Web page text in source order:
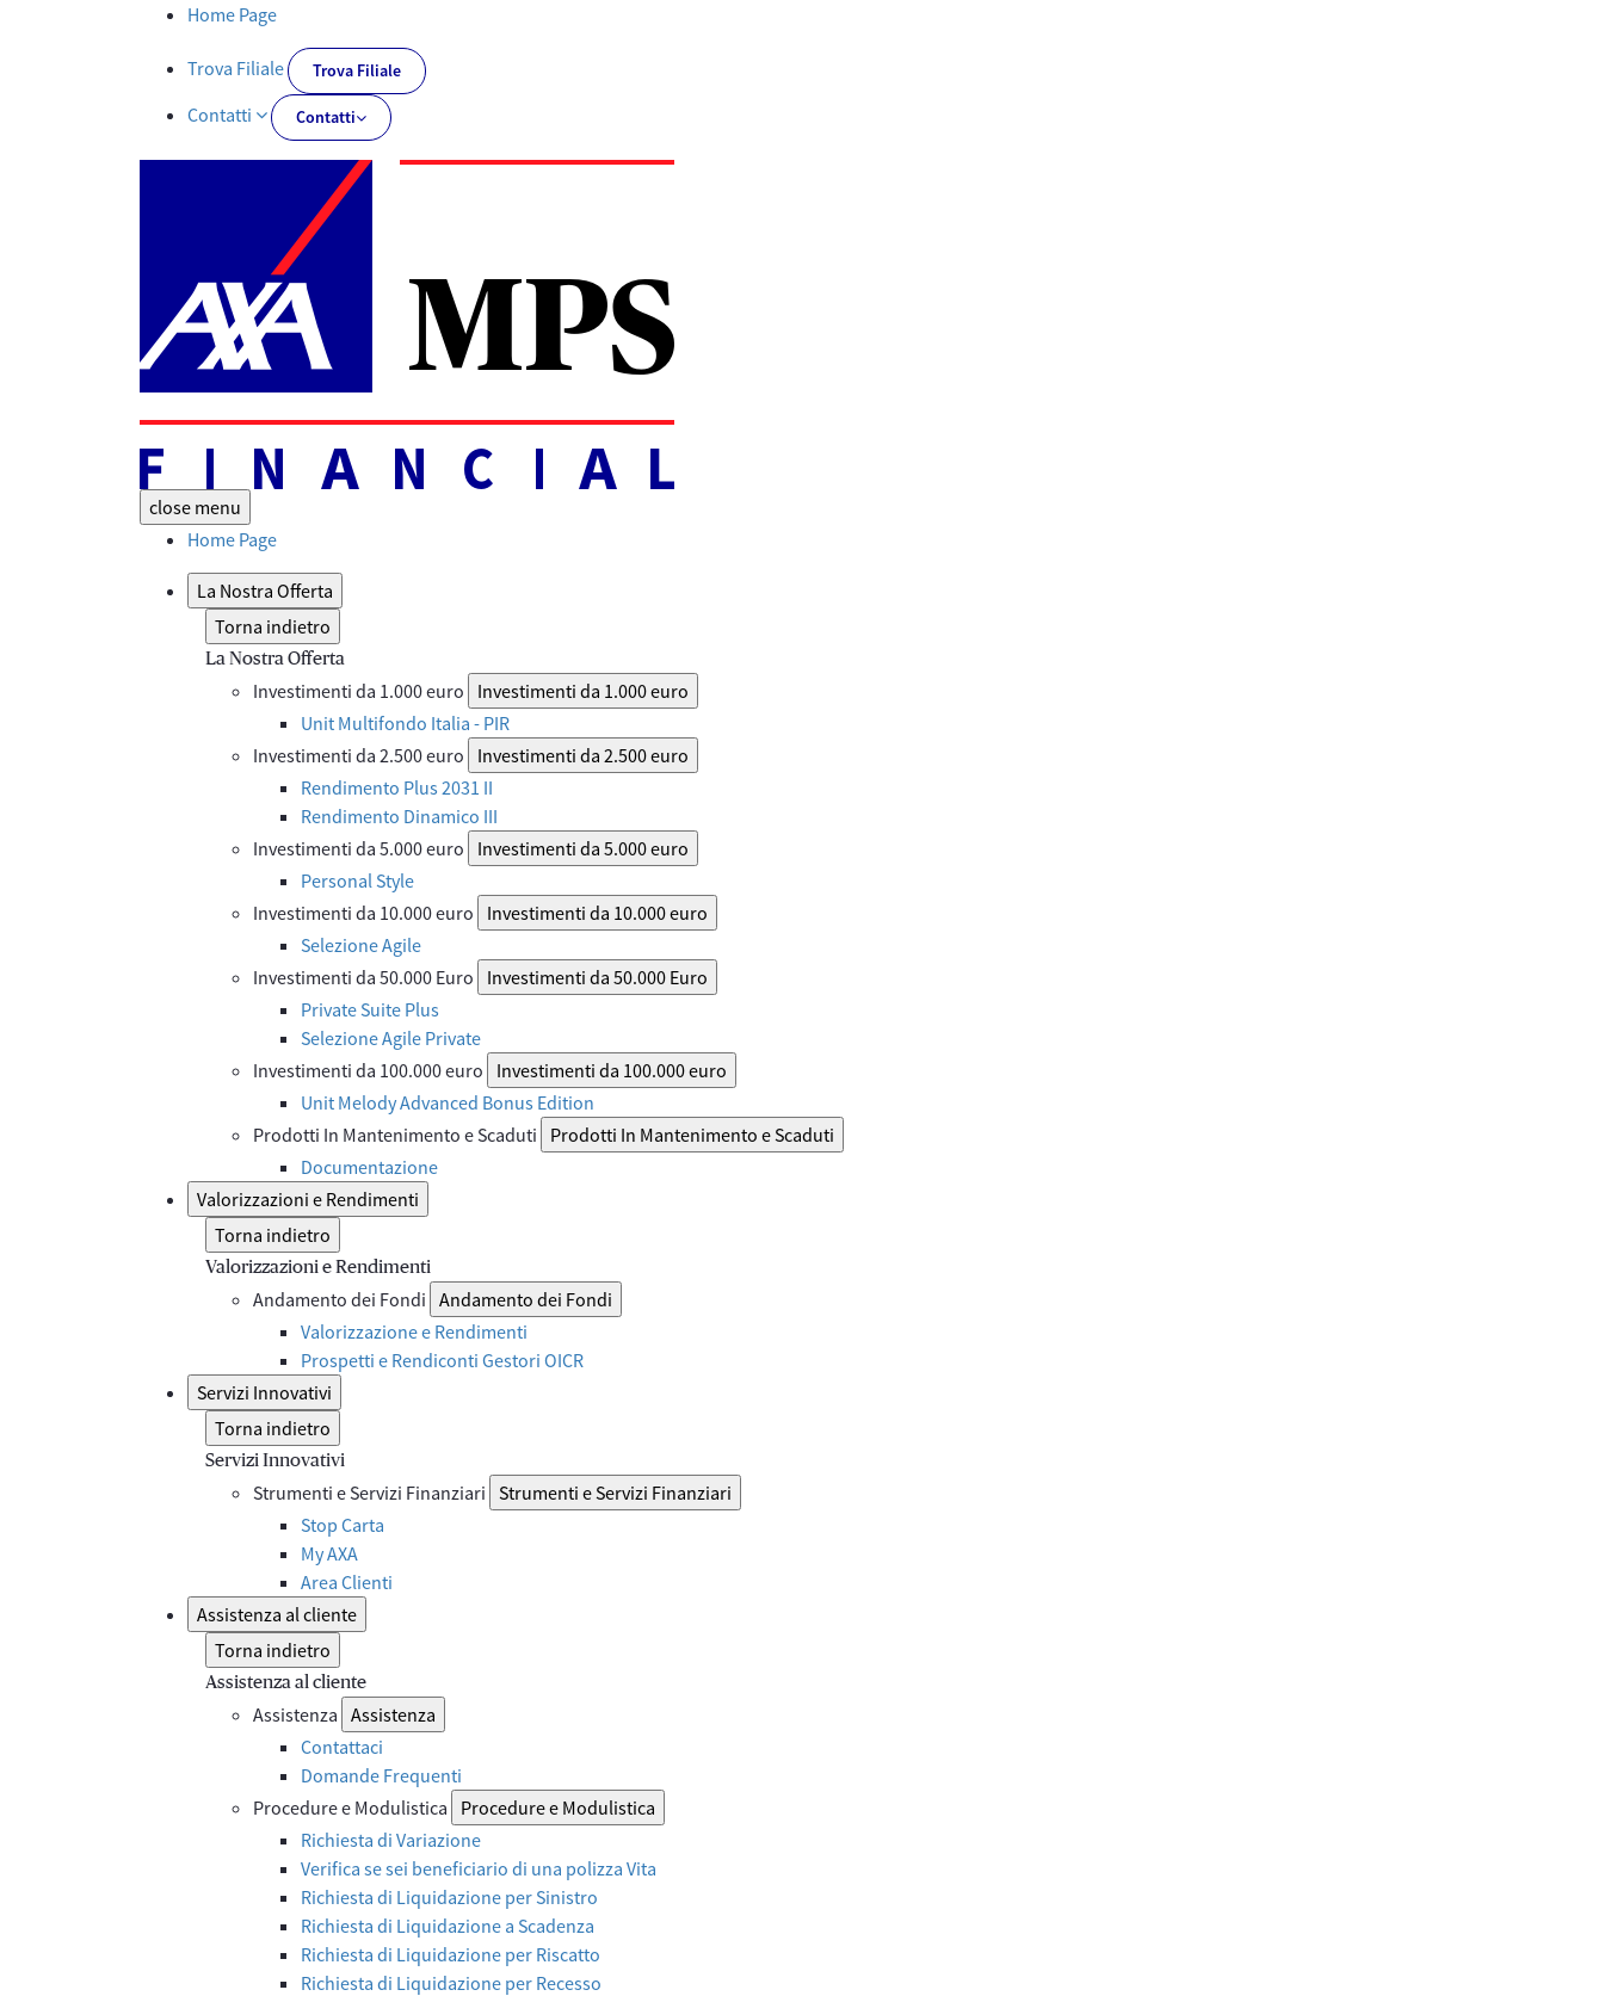
Documentazione obbligatoria | AXA MPS Financial - AXA-MPSFINANCIAL.IT
Home Page
Trova Filiale Trova Filiale
Contatti Contatti
close menu
Home Page
La Nostra Offerta
Torna indietro
La Nostra Offerta
Investimenti da 1.000 euro
Investimenti da 1.000 euro
Unit Multifondo Italia - PIR
Investimenti da 2.500 euro
Investimenti da 2.500 euro
Rendimento Plus 2031 II
Rendimento Dinamico III
Investimenti da 5.000 euro
Investimenti da 5.000 euro
Personal Style
Investimenti da 10.000 euro
Investimenti da 10.000 euro
Selezione Agile
Investimenti da 50.000 Euro
Investimenti da 50.000 Euro
Private Suite Plus
Selezione Agile Private
Investimenti da 100.000 euro
Investimenti da 100.000 euro
Unit Melody Advanced Bonus Edition
Prodotti In Mantenimento e Scaduti
Prodotti In Mantenimento e Scaduti
Documentazione
Valorizzazioni e Rendimenti
Torna indietro
Valorizzazioni e Rendimenti
Andamento dei Fondi Andamento dei Fondi
Valorizzazione e Rendimenti
Prospetti e Rendiconti Gestori OICR
Servizi Innovativi
Torna indietro
Servizi Innovativi
Strumenti e Servizi Finanziari Strumenti e Servizi Finanziari
Stop Carta
My AXA
Area Clienti
Assistenza al cliente
Torna indietro
Assistenza al cliente
Assistenza Assistenza
Contattaci
Domande Frequenti
Procedure e Modulistica
Procedure e Modulistica
Richiesta di Variazione
Verifica se sei beneficiario di una polizza Vita
Richiesta di Liquidazione per Sinistro
Richiesta di Liquidazione a Scadenza
Richiesta di Liquidazione per Riscatto
Richiesta di Liquidazione per Recesso